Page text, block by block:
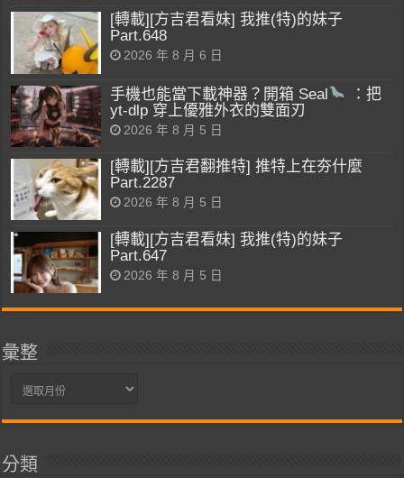
[轉載][方吉君看妹] 我推(特)的妹子
Part.648
2026 年 8 月 6 日
手機也能當下載神器？開箱 Seal
：把
yt-dlp 穿上優雅外衣的雙面刃
2026 年 8 月 5 日
[轉載][方吉君翻推特] 推特上在夯什麼
Part.2287
2026 年 8 月 5 日
[轉載][方吉君看妹] 我推(特)的妹子
Part.647
2026 年 8 月 5 日
彙整
彙
分類